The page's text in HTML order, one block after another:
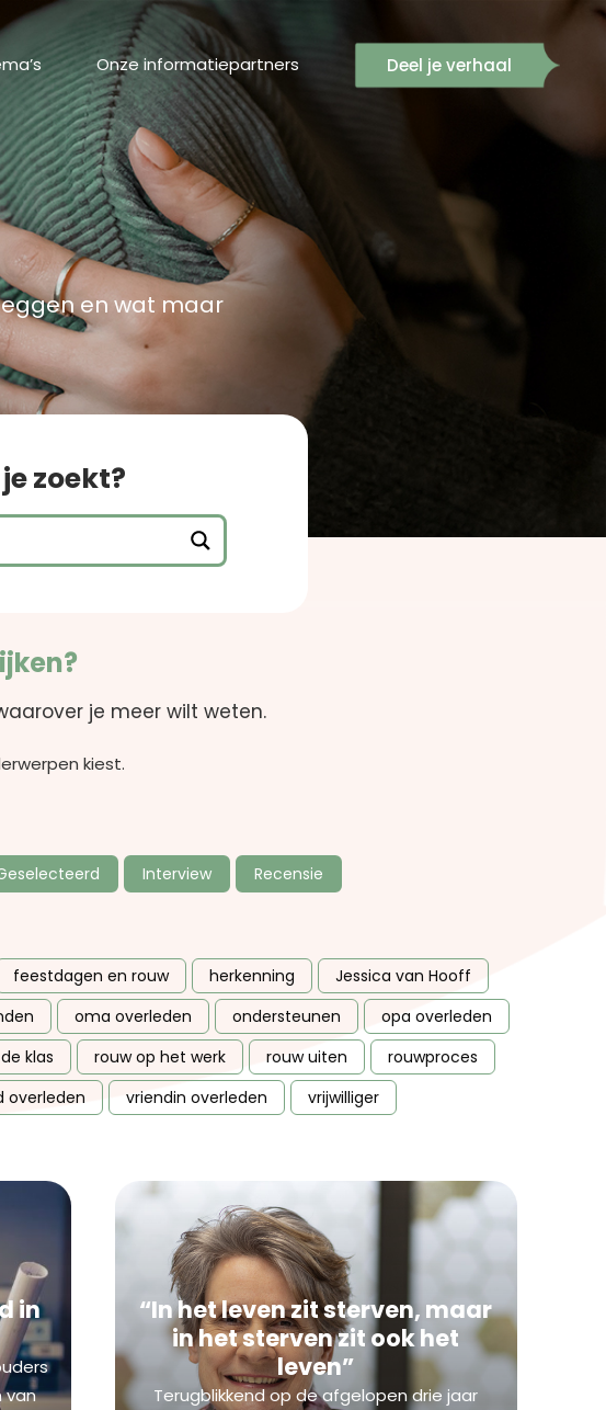
Onze informatiepartners Deel je verhaal
en wat maar
zoekt?
je meer wilt weten.
kiest.
Interview Recensie
feestdagen en rouw herkenning
Jessica van Hooff
oma overleden ondersteunen
opa overleden
klas rouw op het werk rouw uiten
rouwproces
overleden vriendin overleden vrijwilliger
in
van
“In het leven zit sterven, maar
in het sterven zit ook het
leven”
Terugblikkend op de afgelopen drie jaar